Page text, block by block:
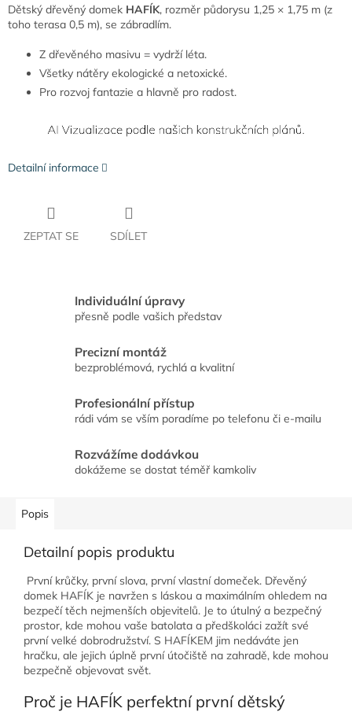
Dětský dřevěný domek HAFÍK, rozměr půdorysu 1,25 × 1,75 m (z
toho terasa 0,5 m), se zábradlím.
Z dřevěného masivu = vydrží léta.
Všetky nátěry ekologické a netoxické.
Pro rozvoj fantazie a hlavně pro radost.
Detailní informace
ZEPTAT SE SDÍLET
Individuální úpravy
přesně podle vašich představ
Precizní montáž
bezproblémová, rychlá a kvalitní
Profesionální přístup
rádi vám se vším poradíme po telefonu či e-mailu
Rozvážíme dodávkou
dokážeme se dostat téměř kamkoliv
Popis
Detailní popis produktu
První krůčky, první slova, první vlastní domeček. Dřevěný
domek HAFÍK je navržen s láskou a maximálním ohledem na
bezpečí těch nejmenších objevitelů. Je to útulný a bezpečný
prostor, kde mohou vaše batolata a předškoláci zažít své
první velké dobrodružství. S HAFÍKEM jim nedáváte jen
hračku, ale jejich úplně první útočiště na zahradě, kde mohou
bezpečně objevovat svět.
Proč je HAFÍK perfektní první dětský